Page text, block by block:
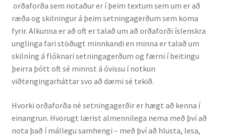
Rannsóknir
Máltækni
Orðalyklar og orðafar
Orðhlutafræði
Samtímasetningafræði
orðaforða sem notaður er í þeim textum sem um er að
ræða og skilningur á þeim setningagerðum sem koma
fyrir. Alkunna er að oft er talað um að orðaforði íslenskra
unglinga fari stöðugt minnkandi en minna er talað um
skilning á flóknari setningagerðum og færni í beitingu
þeirra þótt oft sé minnst á óvissu í notkun
viðtengingarháttar svo að dæmi sé tekið.
Hvorki orðaforða né setningagerðir er hægt að kenna í
einangrun. Hvorugt lærist almennilega nema með því að
nota það í mállegu samhengi – með því að hlusta, lesa,